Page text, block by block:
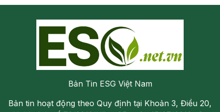
Bản Tin ESG Việt Nam
Bản tin hoạt động theo Quy định tại Khoản 3, Điều 20,